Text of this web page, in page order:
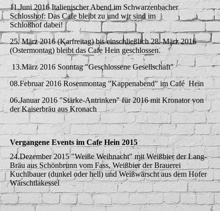
11.Juni 2016 Italienischer Abend im Schwarzenbacher
Schlosshof: Das Cafe bleibt zu und wir sind im
Schloßhof dabei!
25. März 2016 (Karfreitag) bis einschließlich 28. März 2016
(Ostermontag) bleibt das Cafe Hein geschlossen.
13.März 2016 Sonntag "Geschlossene Gesellschaft"
08.Februar 2016 Rosenmontag "Kappenabend" im Café Hein
06.Januar 2016 "Stärke-Antrinken" für 2016 mit Kronator von
der Kaiserbräu aus Kronach
Vergangene Events im Cafe Hein 2015
24.Dezember 2015 "Weiße Weihnacht" mit Weißbier der Lang-
Bräu aus Schönbrunn vom Fass, Weißbier der Brauerei
Kuchlbauer (dunkel oder hell) und Weißwärscht aus dem Hofer
Wärschtlakessel